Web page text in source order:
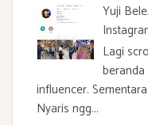
Yuji
Lagi
influencer.
Nyaris ngg...